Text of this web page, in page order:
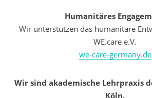
Humanitäres
Wir unterstützen das humanitäre
WE.care e.V.
we-care-germany.de
Wir sind akademische Lehrpraxis
Köln.